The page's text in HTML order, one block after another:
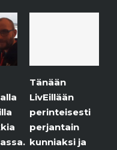
Tänään
LivEillään
perinteisesti
perjantain
kunniaksi ja